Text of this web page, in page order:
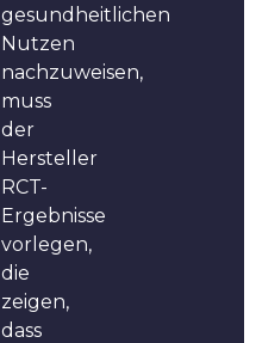
gesundheitlichen
Nutzen
nachzuweisen,
muss
der
Hersteller
RCT-
Ergebnisse
vorlegen,
die
zeigen,
dass